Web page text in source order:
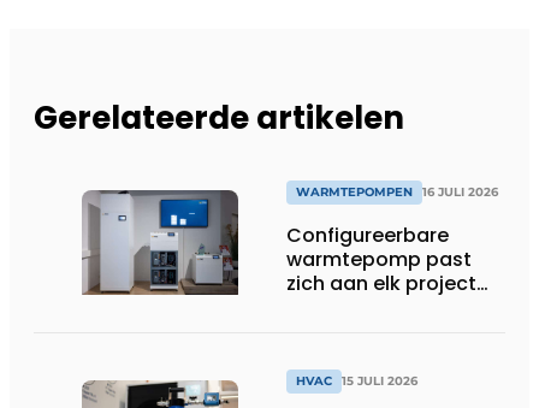
Gerelateerde artikelen
WARMTEPOMPEN 16 JULI 2026
Configureerbare
warmtepomp past
zich aan elk project
HVAC 15 JULI 2026